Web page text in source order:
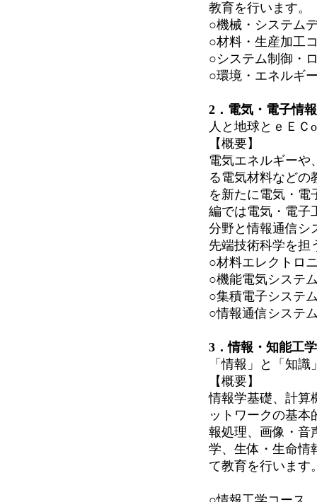
教育を行います。
○機械・システム
○材料・生産加工
○システム制御・
○環境・エネルギ
2．電気・電子情
人と地球とｅＥＣ
【概要】
電気エネルギーや
る電気材料などの
を新たに電気・電
編では電気・電子
分野と情報通信シ
先端技術科学を担
○材料エレクトロ
○機能電気システ
○集積電子システ
○情報通信システ
3．情報・知能工
「情報」と「知
【概要】
情報学基礎、計算
ットワークの基本
報処理、画像・音
学、生体・生命情
て教育を行います